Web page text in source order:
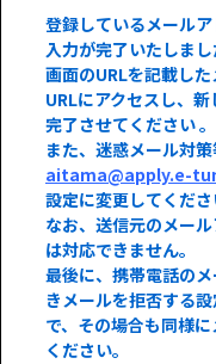
登録しているメールア
入力が完了いたしま
画面のURLを記載した
URLにアクセスし、
完了させてください 。
また、迷惑メール対
aitama@apply.e-
設定に変更してくださ
なお、送信元のメー
は対応できません。
最後に、携帯電話の
きメールを拒否する
で、その場合も同様
ください。